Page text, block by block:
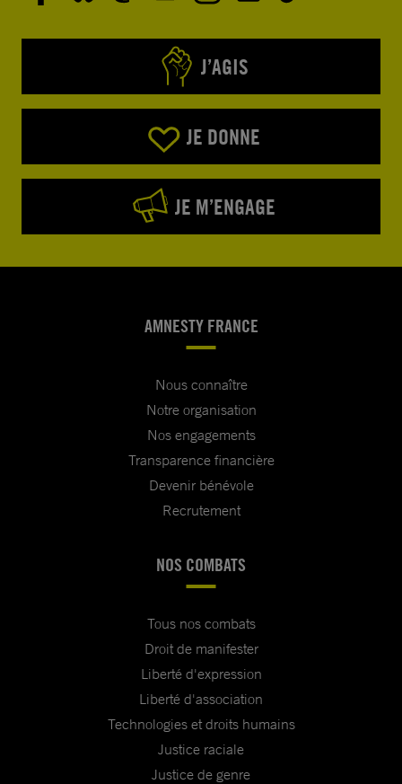
J’AGIS
JE DONNE
JE M’ENGAGE
AMNESTY FRANCE
Nous connaître
Notre organisation
Nos engagements
Transparence financière
Devenir bénévole
Recrutement
NOS COMBATS
Tous nos combats
Droit de manifester
Liberté d'expression
Liberté d'association
Technologies et droits humains
Justice raciale
Justice de genre